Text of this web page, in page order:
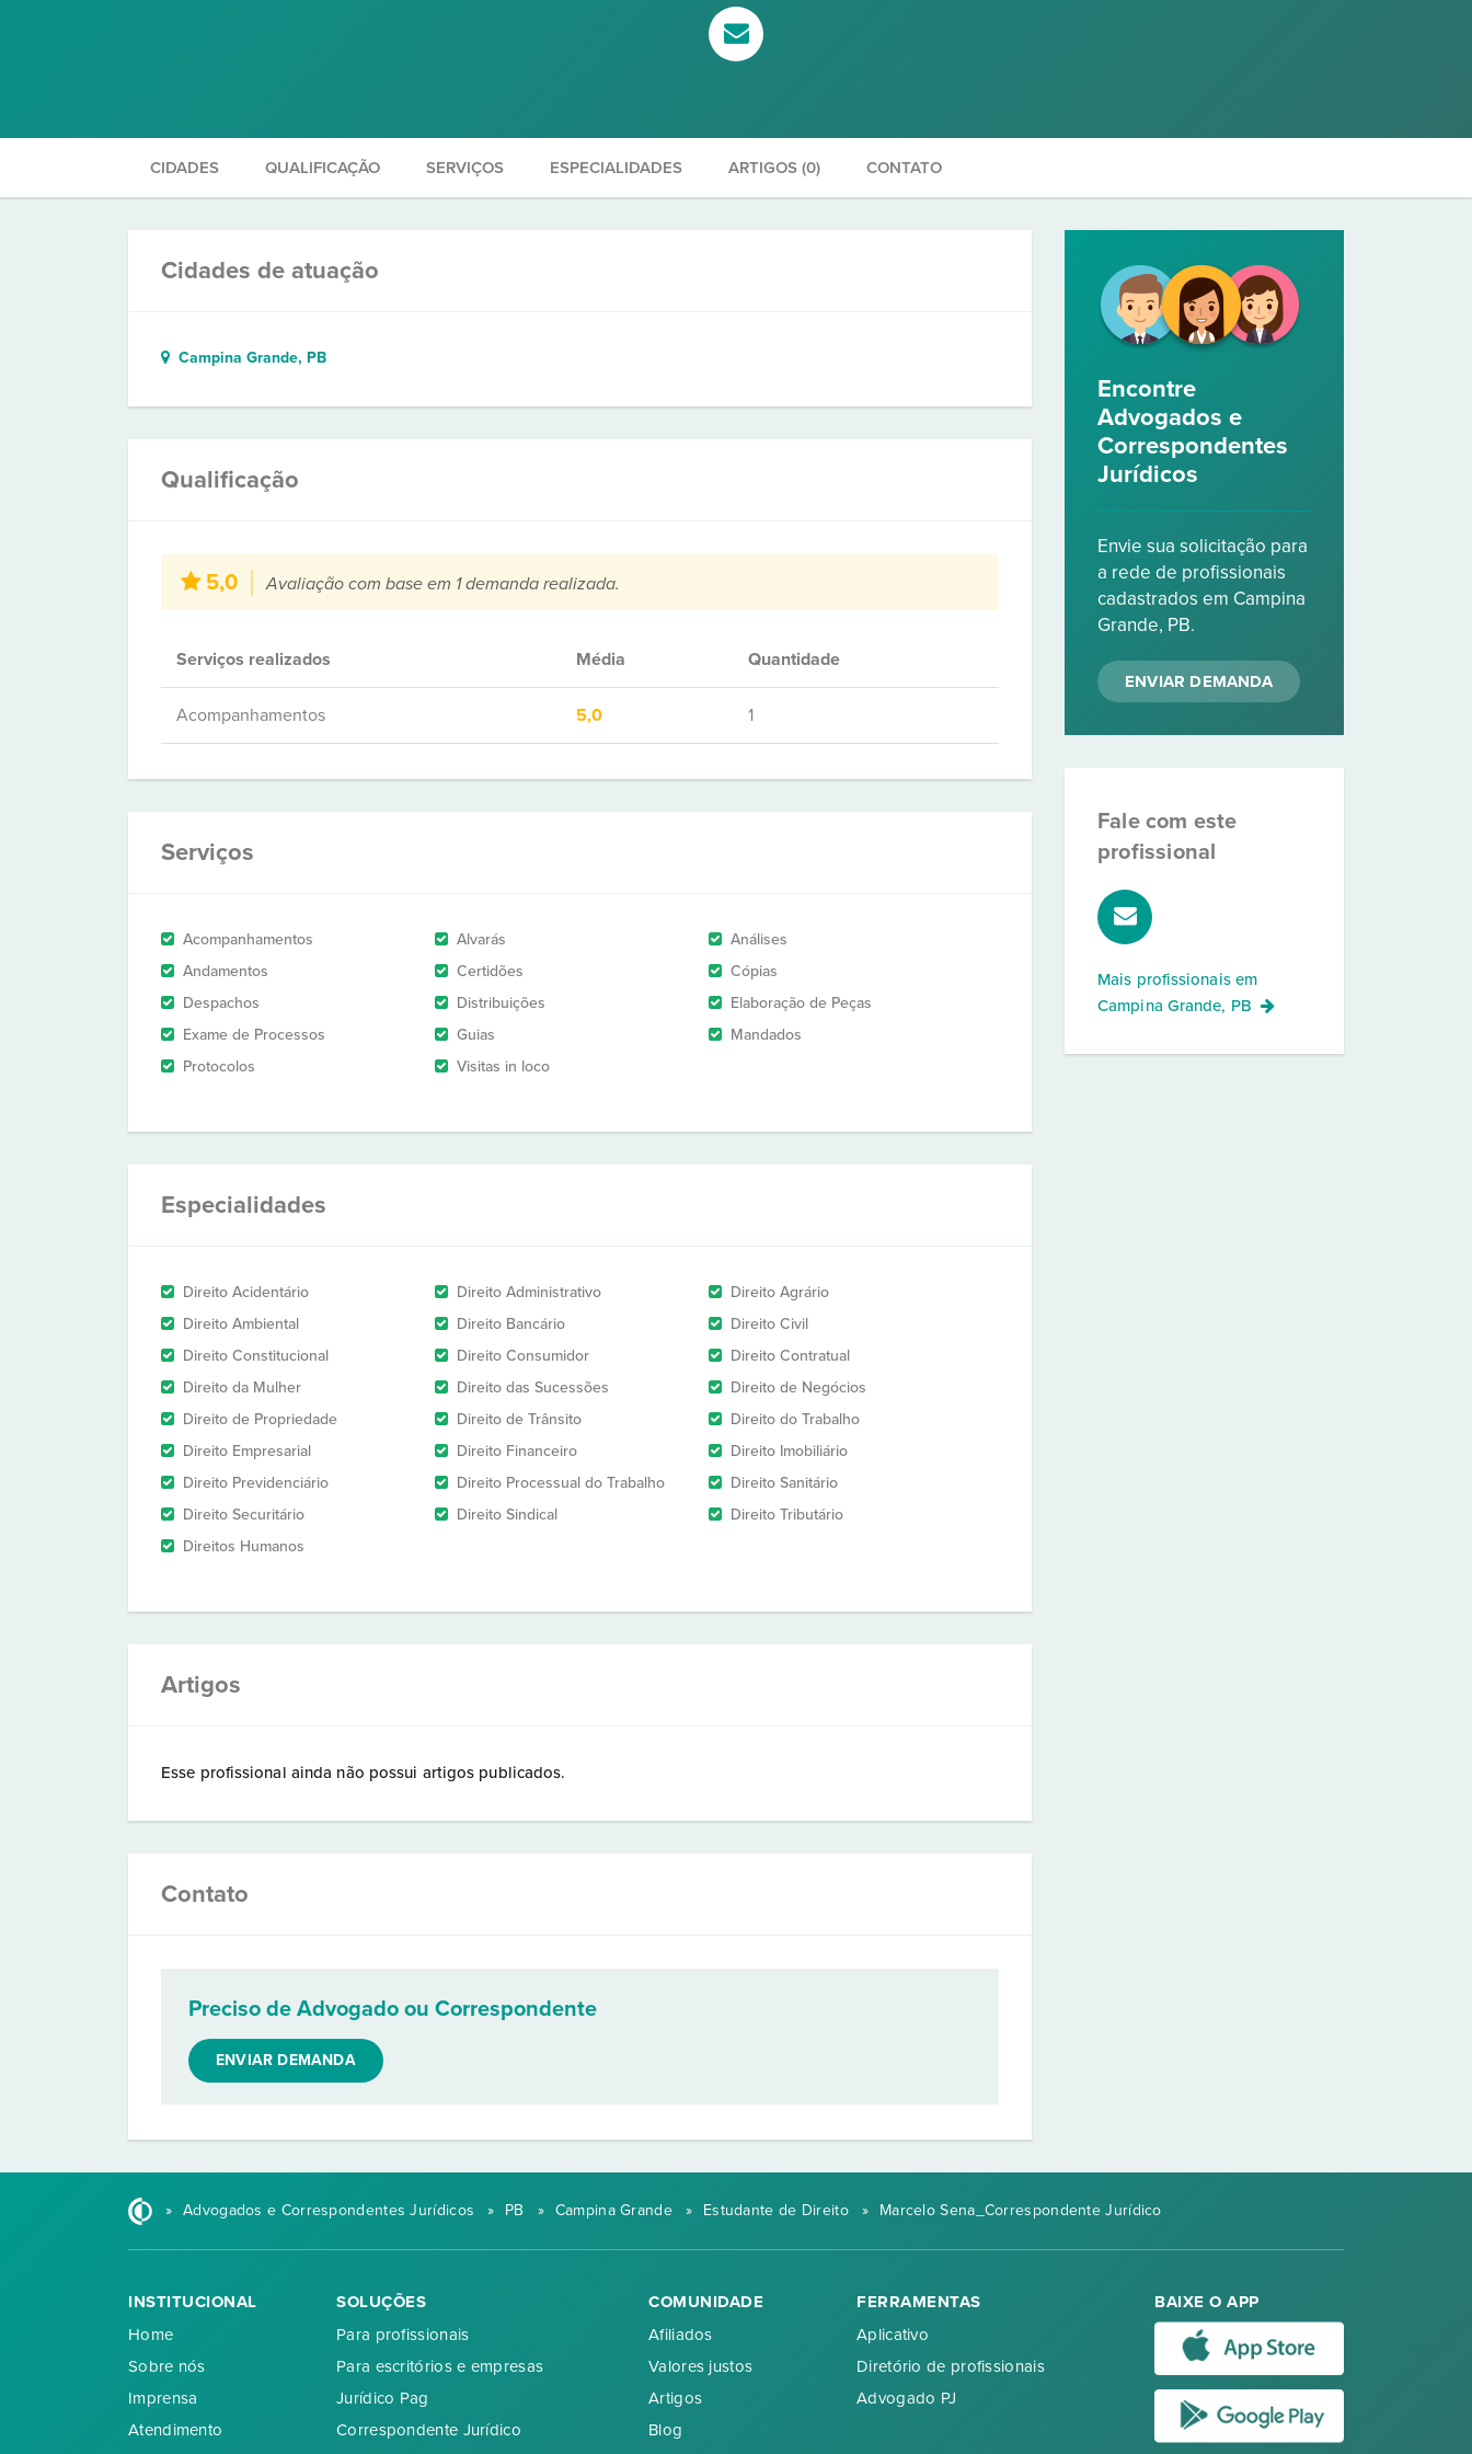
CIDADES QUALIFICAÇÃO SERVIÇOS ESPECIALIDADES ARTIGOS (0) CONTATO
Cidades de atuação
Campina Grande, PB
Qualificação
5,0 Avaliação com base em 1 demanda realizada.
Serviços realizados Média Quantidade
Acompanhamentos 5,0 1
Serviços
Acompanhamentos Alvarás
Análises
Andamentos
Certidões
Cópias
Despachos
Distribuições
Elaboração de Peças
Exame de Processos
Guias
Mandados
Protocolos
Visitas in loco
Especialidades
Direito Acidentário Direito Administrativo
Direito Agrário
Direito Ambiental
Direito Bancário
Direito Civil
Direito Constitucional
Direito Consumidor
Direito Contratual
Direito da Mulher
Direito das Sucessões
Direito de Negócios
Direito de Propriedade
Direito de Trânsito
Direito do Trabalho
Direito Empresarial
Direito Financeiro
Direito Imobiliário
Direito Previdenciário
Direito Processual do Trabalho
Direito Sanitário
Direito Securitário
Direito Sindical
Direito Tributário
Direitos Humanos
Artigos
Esse profissional ainda não possui artigos publicados.
Contato
Preciso de Advogado ou Correspondente
ENVIAR DEMANDA
Encontre
Advogados e
Correspondentes
Jurídicos
Envie sua solicitação para
a rede de profissionais
cadastrados em Campina
Grande, PB.
ENVIAR DEMANDA
Fale com este
profissional
Mais profissionais em
Campina Grande, PB
» Advogados e Correspondentes Jurídicos » PB » Campina Grande » Estudante de Direito » Marcelo Sena_Correspondente Jurídico
INSTITUCIONAL
Home
Sobre nós
Imprensa
Atendimento
SOLUÇÕES
Para profissionais
Para escritórios e empresas
Jurídico Pag
Correspondente Jurídico
COMUNIDADE
Afiliados
Valores justos
Artigos
Blog
FERRAMENTAS
Aplicativo
Diretório de profissionais
Advogado PJ
BAIXE O APP